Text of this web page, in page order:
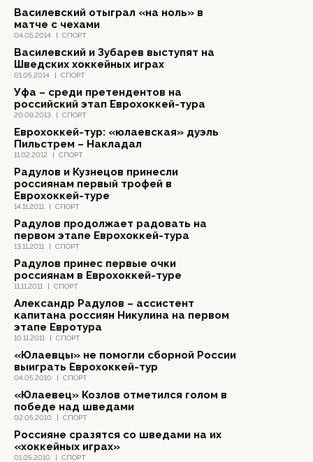
04.05.2014 | СПОРТ
Василевский отыграл «на ноль» в
матче с чехами
01.05.2014 | СПОРТ
Василевский и Зубарев выступят на
Шведских хоккейных играх
20.09.2013 | СПОРТ
Уфа – среди претендентов на
российский этап Еврохоккей-тура
11.02.2012 | СПОРТ
Еврохоккей-тур: «юлаевская» дуэль
Пильстрем – Накладал
14.11.2011 | СПОРТ
Радулов и Кузнецов принесли
россиянам первый трофей в
Еврохоккей-туре
13.11.2011 | СПОРТ
Радулов продолжает радовать на
первом этапе Еврохоккей-тура
11.11.2011 | СПОРТ
Радулов принес первые очки
россиянам в Еврохоккей-туре
10.11.2011 | СПОРТ
Александр Радулов – ассистент
капитана россиян Никулина на первом
этапе Евротура
04.05.2010 | СПОРТ
«Юлаевцы» не помогли сборной России
выиграть Еврохоккей-тур
02.05.2010 | СПОРТ
«Юлаевец» Козлов отметился голом в
победе над шведами
01.05.2010 | СПОРТ
Россияне сразятся со шведами на их
«хоккейных играх»